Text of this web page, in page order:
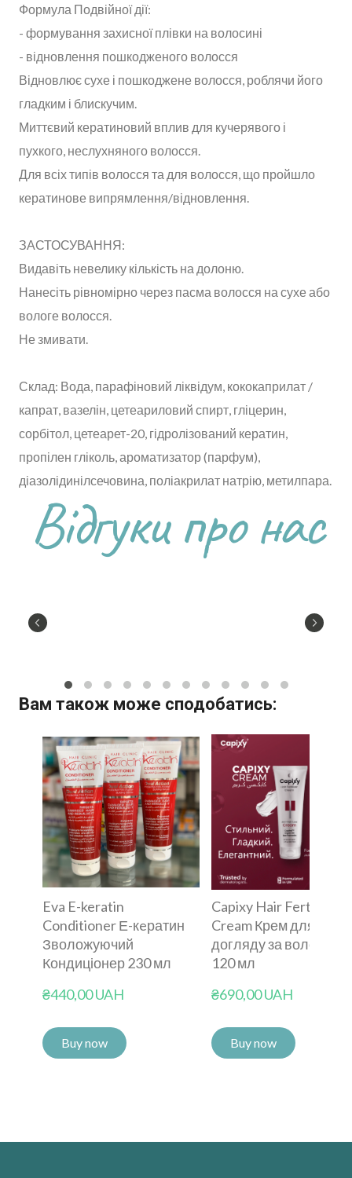
Формула Подвійної дії:
- формування захисної плівки на волосині
- відновлення пошкодженого волосся
Відновлює сухе і пошкоджене волосся, роблячи його
гладким і блискучим.
Миттєвий кератиновий вплив для кучерявого і
пухкого, неслухняного волосся.
Для всіх типів волосся та для волосся, що пройшло
кератинове випрямлення/відновлення.
ЗАСТОСУВАННЯ:
Видавіть невелику кількість на долоню.
Нанесіть рівномірно через пасма волосся на сухе або
вологе волосся.
Не змивати.
Склад: Вода, парафіновий ліквідум, кококаприлат /
капрат, вазелін, цетеариловий спирт, гліцерин,
сорбітол, цетеарет-20, гідролізований кератин,
пропілен гліколь, ароматизатор (парфум),
діазолідинілсечовина, поліакрилат натрію, метилпара.
Відгуки про нас
Вам також може сподобатись:
Eva E-keratin
Conditioner Е-кeратин
Зволожуючий
Кондиціонер 230 мл
₴440,00 UAH
Buy now
Capixy Hair Fertilizer
Cream Крем для
догляду за волоссям
120 мл
₴690,00 UAH
Buy now